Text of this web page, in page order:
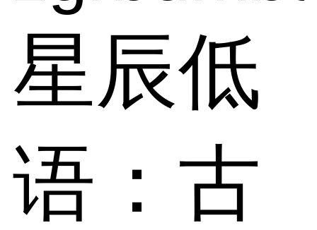
星辰低
语：古